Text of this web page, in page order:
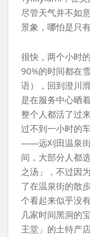
尽管天气并不如
景象，哪怕是只
很快，两个小时
90%的时间都在
语），回到澄川
是在服务中心晒
整个人都活了过
过不到一小时的
——远刈田温泉街
间，大部分人都
之汤」，不过因
了在温泉街的散
个看起来似乎没
几家时间黑洞的
王堂」的土特产